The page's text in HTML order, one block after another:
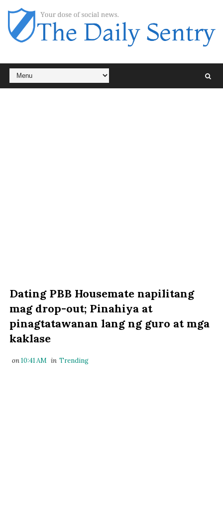
Dating PBB Housemate napilitang
mag drop-out; Pinahiya at
pinagtatawanan lang ng guro at mga
kaklase
on10:41 AM in Trending